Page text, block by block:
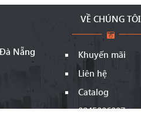
Nẵng
VỀ CHÚNG TÔI
Khuyến mãi
Liên hệ
Catalog
0845006007